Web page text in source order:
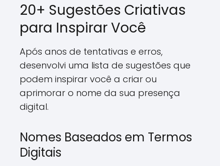
20+ Sugestões Criativas
para Inspirar Você
Após anos de tentativas e erros,
desenvolvi uma lista de sugestões que
podem inspirar você a criar ou
aprimorar o nome da sua presença
digital.
Nomes Baseados em Termos
Digitais